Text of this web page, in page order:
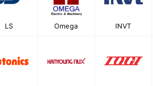
LS Omega INVT